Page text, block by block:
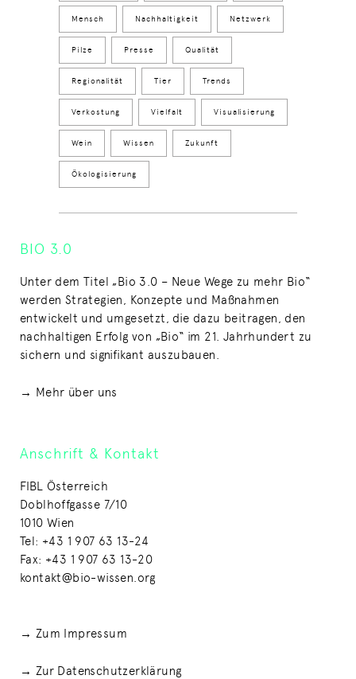
Mensch Nachhaltigkeit Netzwerk
Pilze Presse Qualität
Regionalität Tier Trends
Verkostung Vielfalt Visualisierung
Wein Wissen Zukunft
Ökologisierung
BIO 3.0
Unter dem Titel „Bio 3.0 – Neue Wege zu mehr Bio“
werden Strategien, Konzepte und Maßnahmen
entwickelt und umgesetzt, die dazu beitragen, den
nachhaltigen Erfolg von „Bio“ im 21. Jahrhundert zu
sichern und signifikant auszubauen.
→ Mehr über uns
Anschrift & Kontakt
FIBL Österreich
Doblhoffgasse 7/10
1010 Wien
Tel: +43 1 907 63 13-24
Fax: +43 1 907 63 13-20
kontakt@bio-wissen.org
→ Zum Impressum
→ Zur Datenschutzerklärung